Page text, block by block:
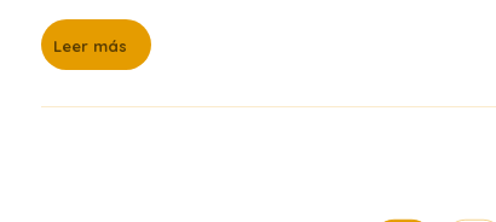
Leer más